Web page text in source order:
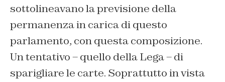
sottolineavano la previsione della
permanenza in carica di questo
parlamento, con questa composizione.
Un tentativo – quello della Lega – di
sparigliare le carte. Soprattutto in vista